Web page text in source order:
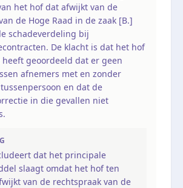
het hof dat afwijkt van de
de Hoge Raad in de zaak [B.]
schadeverdeling bij
De klacht is dat het hof
geoordeeld dat er geen
afnemers met en zonder
en dat de
in die gevallen niet
dat het principale
slaagt omdat het hof ten
van de rechtspraak van de